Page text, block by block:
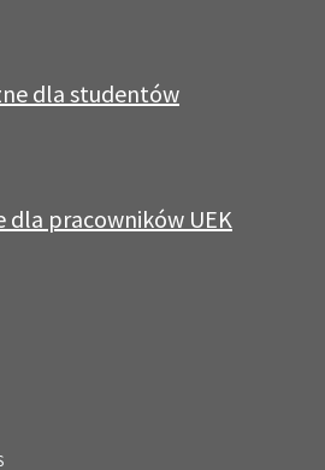
dla studentów
dla pracowników UEK